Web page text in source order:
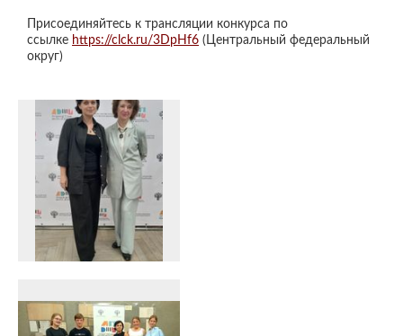
Присоединяйтесь к трансляции конкурса по
ссылке https://clck.ru/3DpHf6 (Центральный федеральный
округ)